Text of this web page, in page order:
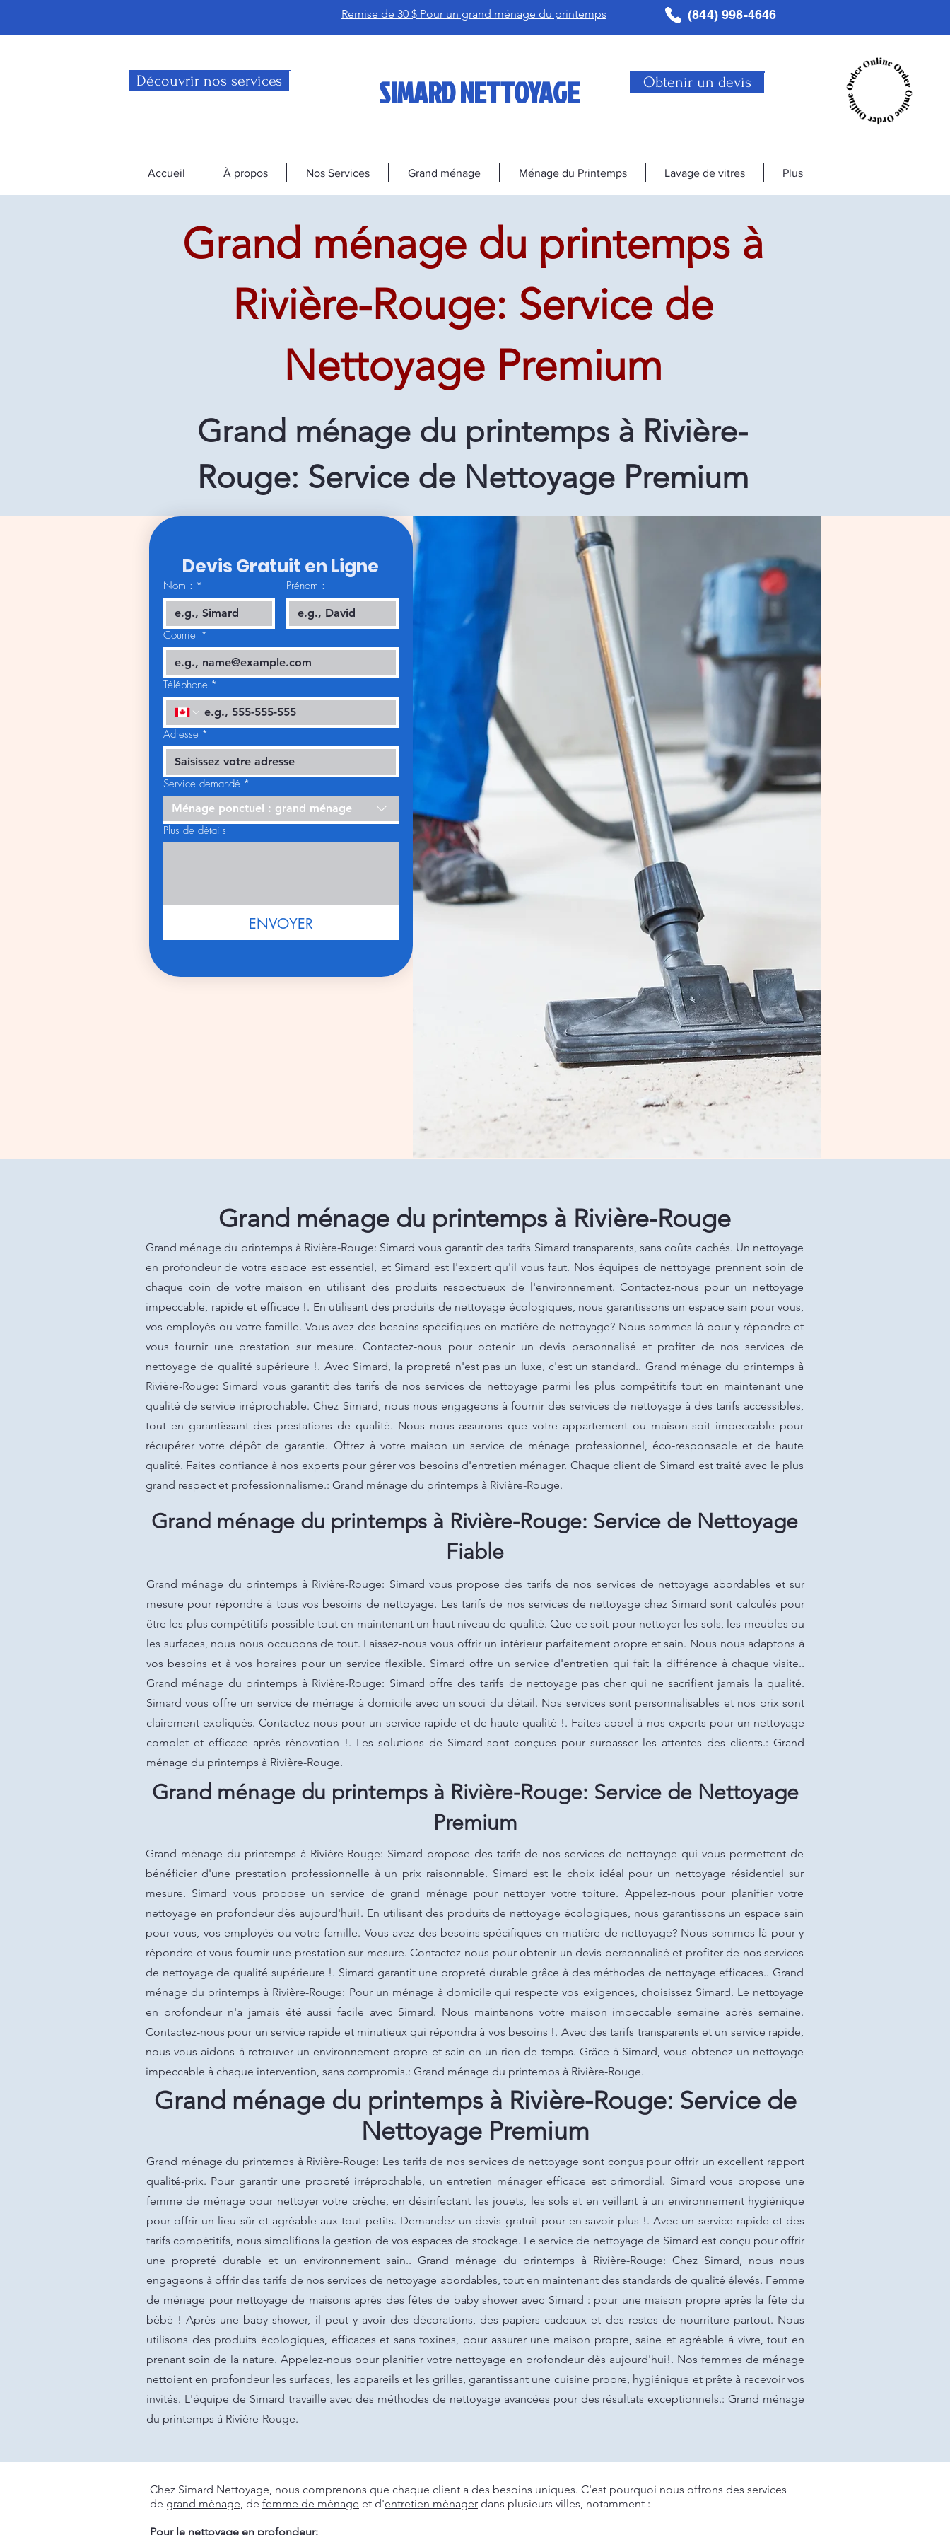
Remise de 30 $ Pour un grand ménage du printemps (844) 998-4646
Découvrir nos services SIMARD NETTOYAGE Obtenir un devis
Accueil À propos Nos Services Grand ménage Ménage du Printemps Lavage de vitres Plus
Grand ménage du printemps à
Rivière-Rouge: Service de
Nettoyage Premium
Grand ménage du printemps à Rivière-
Rouge: Service de Nettoyage Premium
Devis Gratuit en Ligne
Nom : * Prénom :
Courriel *
Téléphone *
Adresse *
Service demandé *
Ménage ponctuel : grand ménage
Plus de détails
ENVOYER
Grand ménage du printemps à Rivière-Rouge
Grand ménage du printemps à Rivière-Rouge: Simard vous garantit des tarifs Simard transparents, sans coûts cachés. Un nettoyage
en profondeur de votre espace est essentiel, et Simard est l'expert qu'il vous faut. Nos équipes de nettoyage prennent soin de
chaque coin de votre maison en utilisant des produits respectueux de l'environnement. Contactez-nous pour un nettoyage
impeccable, rapide et efficace !. En utilisant des produits de nettoyage écologiques, nous garantissons un espace sain pour vous,
vos employés ou votre famille. Vous avez des besoins spécifiques en matière de nettoyage? Nous sommes là pour y répondre et
vous fournir une prestation sur mesure. Contactez-nous pour obtenir un devis personnalisé et profiter de nos services de
nettoyage de qualité supérieure !. Avec Simard, la propreté n'est pas un luxe, c'est un standard.. Grand ménage du printemps à
Rivière-Rouge: Simard vous garantit des tarifs de nos services de nettoyage parmi les plus compétitifs tout en maintenant une
qualité de service irréprochable. Chez Simard, nous nous engageons à fournir des services de nettoyage à des tarifs accessibles,
tout en garantissant des prestations de qualité. Nous nous assurons que votre appartement ou maison soit impeccable pour
récupérer votre dépôt de garantie. Offrez à votre maison un service de ménage professionnel, éco-responsable et de haute
qualité. Faites confiance à nos experts pour gérer vos besoins d'entretien ménager. Chaque client de Simard est traité avec le plus
grand respect et professionnalisme.: Grand ménage du printemps à Rivière-Rouge.
Grand ménage du printemps à Rivière-Rouge: Service de Nettoyage
Fiable
Grand ménage du printemps à Rivière-Rouge: Simard vous propose des tarifs de nos services de nettoyage abordables et sur
mesure pour répondre à tous vos besoins de nettoyage. Les tarifs de nos services de nettoyage chez Simard sont calculés pour
être les plus compétitifs possible tout en maintenant un haut niveau de qualité. Que ce soit pour nettoyer les sols, les meubles ou
les surfaces, nous nous occupons de tout. Laissez-nous vous offrir un intérieur parfaitement propre et sain. Nous nous adaptons à
vos besoins et à vos horaires pour un service flexible. Simard offre un service d'entretien qui fait la différence à chaque visite..
Grand ménage du printemps à Rivière-Rouge: Simard offre des tarifs de nettoyage pas cher qui ne sacrifient jamais la qualité.
Simard vous offre un service de ménage à domicile avec un souci du détail. Nos services sont personnalisables et nos prix sont
clairement expliqués. Contactez-nous pour un service rapide et de haute qualité !. Faites appel à nos experts pour un nettoyage
complet et efficace après rénovation !. Les solutions de Simard sont conçues pour surpasser les attentes des clients.: Grand
ménage du printemps à Rivière-Rouge.
Grand ménage du printemps à Rivière-Rouge: Service de Nettoyage
Premium
Grand ménage du printemps à Rivière-Rouge: Simard propose des tarifs de nos services de nettoyage qui vous permettent de
bénéficier d'une prestation professionnelle à un prix raisonnable. Simard est le choix idéal pour un nettoyage résidentiel sur
mesure. Simard vous propose un service de grand ménage pour nettoyer votre toiture. Appelez-nous pour planifier votre
nettoyage en profondeur dès aujourd'hui!. En utilisant des produits de nettoyage écologiques, nous garantissons un espace sain
pour vous, vos employés ou votre famille. Vous avez des besoins spécifiques en matière de nettoyage? Nous sommes là pour y
répondre et vous fournir une prestation sur mesure. Contactez-nous pour obtenir un devis personnalisé et profiter de nos services
de nettoyage de qualité supérieure !. Simard garantit une propreté durable grâce à des méthodes de nettoyage efficaces.. Grand
ménage du printemps à Rivière-Rouge: Pour un ménage à domicile qui respecte vos exigences, choisissez Simard. Le nettoyage
en profondeur n'a jamais été aussi facile avec Simard. Nous maintenons votre maison impeccable semaine après semaine.
Contactez-nous pour un service rapide et minutieux qui répondra à vos besoins !. Avec des tarifs transparents et un service rapide,
nous vous aidons à retrouver un environnement propre et sain en un rien de temps. Grâce à Simard, vous obtenez un nettoyage
impeccable à chaque intervention, sans compromis.: Grand ménage du printemps à Rivière-Rouge.
Grand ménage du printemps à Rivière-Rouge: Service de
Nettoyage Premium
Grand ménage du printemps à Rivière-Rouge: Les tarifs de nos services de nettoyage sont conçus pour offrir un excellent rapport
qualité-prix. Pour garantir une propreté irréprochable, un entretien ménager efficace est primordial. Simard vous propose une
femme de ménage pour nettoyer votre crèche, en désinfectant les jouets, les sols et en veillant à un environnement hygiénique
pour offrir un lieu sûr et agréable aux tout-petits. Demandez un devis gratuit pour en savoir plus !. Avec un service rapide et des
tarifs compétitifs, nous simplifions la gestion de vos espaces de stockage. Le service de nettoyage de Simard est conçu pour offrir
une propreté durable et un environnement sain.. Grand ménage du printemps à Rivière-Rouge: Chez Simard, nous nous
engageons à offrir des tarifs de nos services de nettoyage abordables, tout en maintenant des standards de qualité élevés. Femme
de ménage pour nettoyage de maisons après des fêtes de baby shower avec Simard : pour une maison propre après la fête du
bébé ! Après une baby shower, il peut y avoir des décorations, des papiers cadeaux et des restes de nourriture partout. Nous
utilisons des produits écologiques, efficaces et sans toxines, pour assurer une maison propre, saine et agréable à vivre, tout en
prenant soin de la nature. Appelez-nous pour planifier votre nettoyage en profondeur dès aujourd'hui!. Nos femmes de ménage
nettoient en profondeur les surfaces, les appareils et les grilles, garantissant une cuisine propre, hygiénique et prête à recevoir vos
invités. L'équipe de Simard travaille avec des méthodes de nettoyage avancées pour des résultats exceptionnels.: Grand ménage
du printemps à Rivière-Rouge.
Chez Simard Nettoyage, nous comprenons que chaque client a des besoins uniques. C'est pourquoi nous offrons des services
de grand ménage, de femme de ménage et d'entretien ménager dans plusieurs villes, notamment :
Pour le nettoyage en profondeur: